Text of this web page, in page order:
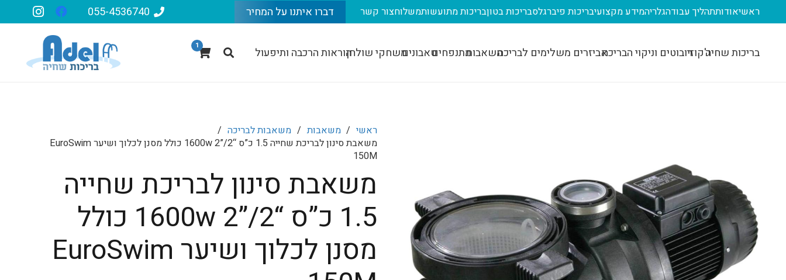
ראשיאודותתהליך עבודהגלריהמידע מקצועיבריכות פיברגלסבריכות בטוןבריכות מתועשותמשלוחצור קשר דברו איתנו על המחיר 055-4536740
בריכות שחיהג'קוזירובוטים וניקוי הבריכהאביזרים משלימים לבריכהמשאבותמתנפחיםטאבוניםמשחקי שולחןהוראות הרכבה ותיפעול 1
ראשי / משאבות / משאבות לבריכה /
משאבת סינון לבריכת שחייה 1.5 כ”ס “2/”2 1600w כולל מסנן לכלוך ושיער EuroSwim
150M
משאבת סינון לבריכת שחייה
1.5 כ”ס “2/”2 1600w כולל
מסנן לכלוך ושיער EuroSwim